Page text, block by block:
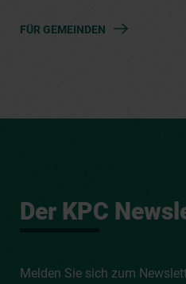
FÜR GEMEINDEN
Der KPC
Melden Sie sich zum